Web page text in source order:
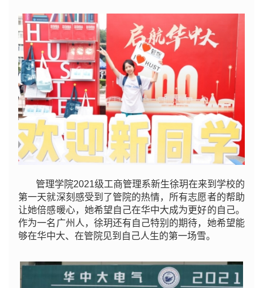
管理学院2021级工商管理系新生徐玥在来到学校的
第一天就深刻感受到了管院的热情，所有志愿者的帮助
让她倍感暖心，她希望自己在华中大成为更好的自己。
作为一名广州人，徐玥还有自己特别的期待，她希望能
够在华中大、在管院见到自己人生的第一场雪。